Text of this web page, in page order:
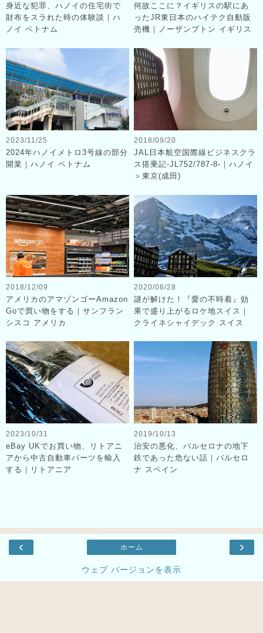
身近な犯罪、ハノイの住宅街で
財布をスラれた時の体験談｜ハ
ノイ ベトナム
何故ここに？イギリスの駅にあ
ったJR東日本のハイテク自動販
売機｜ノーザンプトン イギリス
2023/11/25
2024年ハノイメトロ3号線の部分
開業｜ハノイ ベトナム
2018/09/20
JAL日本航空国際線ビジネスクラ
ス搭乗記-JL752/787-8-｜ハノイ
＞東京(成田)
2018/12/09
アメリカのアマゾンゴーAmazon
Goで買い物をする｜サンフラン
シスコ アメリカ
2020/06/28
謎が解けた！『愛の不時着』効
果で盛り上がるロケ地スイス｜
クライネシャイデック スイス
2023/10/31
eBay UKでお買い物、リトアニ
アから中古自動車パーツを輸入
する｜リトアニア
2019/10/13
治安の悪化、バルセロナの地下
鉄であった危ない話｜バルセロ
ナ スペイン
‹ ›
ホーム
ウェブ バージョンを表示